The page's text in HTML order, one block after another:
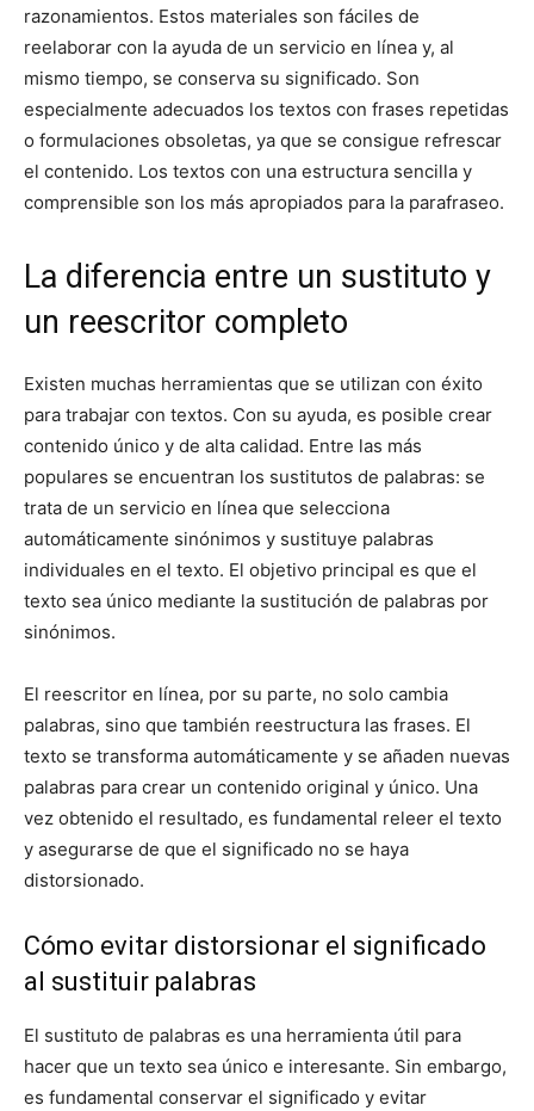
razonamientos. Estos materiales son fáciles de
reelaborar con la ayuda de un servicio en línea y, al
mismo tiempo, se conserva su significado. Son
especialmente adecuados los textos con frases repetidas
o formulaciones obsoletas, ya que se consigue refrescar
el contenido. Los textos con una estructura sencilla y
comprensible son los más apropiados para la parafraseo.
La diferencia entre un sustituto y
un reescritor completo
Existen muchas herramientas que se utilizan con éxito
para trabajar con textos. Con su ayuda, es posible crear
contenido único y de alta calidad. Entre las más
populares se encuentran los sustitutos de palabras: se
trata de un servicio en línea que selecciona
automáticamente sinónimos y sustituye palabras
individuales en el texto. El objetivo principal es que el
texto sea único mediante la sustitución de palabras por
sinónimos.
El reescritor en línea, por su parte, no solo cambia
palabras, sino que también reestructura las frases. El
texto se transforma automáticamente y se añaden nuevas
palabras para crear un contenido original y único. Una
vez obtenido el resultado, es fundamental releer el texto
y asegurarse de que el significado no se haya
distorsionado.
Cómo evitar distorsionar el significado
al sustituir palabras
El sustituto de palabras es una herramienta útil para
hacer que un texto sea único e interesante. Sin embargo,
es fundamental conservar el significado y evitar